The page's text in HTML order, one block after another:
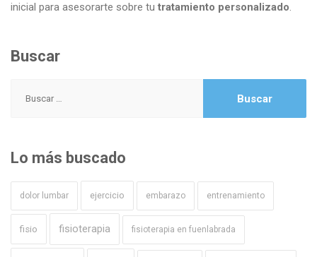
inicial para asesorarte sobre tu tratamiento personalizado.
Buscar
Lo más buscado
dolor lumbar ejercicio embarazo entrenamiento
fisio fisioterapia fisioterapia en fuenlabrada